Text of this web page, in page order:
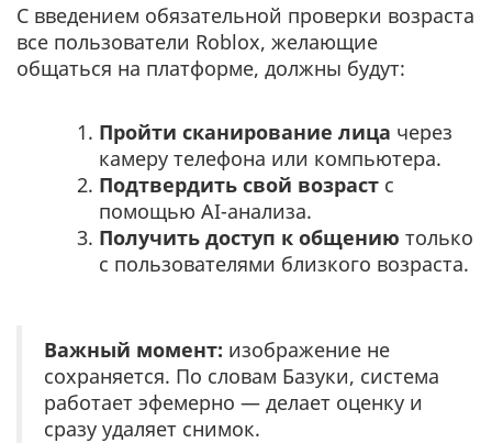
С введением обязательной проверки возраста
все пользователи Roblox, желающие
общаться на платформе, должны будут:
Пройти сканирование лица через
камеру телефона или компьютера.
Подтвердить свой возраст с
помощью AI-анализа.
Получить доступ к общению только
с пользователями близкого возраста.
Важный момент: изображение не
сохраняется. По словам Базуки, система
работает эфемерно — делает оценку и
сразу удаляет снимок.